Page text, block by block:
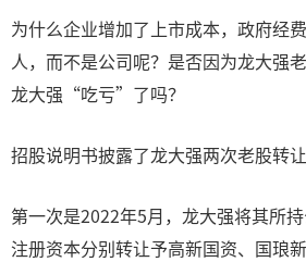
为什么企业增加了上市成本，政府经
人，而不是公司呢？是否因为龙大强
龙大强“吃亏”了吗？
招股说明书披露了龙大强两次老股转让
第一次是2022年5月，龙大强将其所
注册资本分别转让予高新国资、国琅